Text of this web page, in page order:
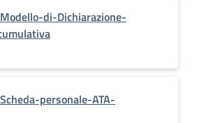
di-Dichiarazione-
personale-ATA-